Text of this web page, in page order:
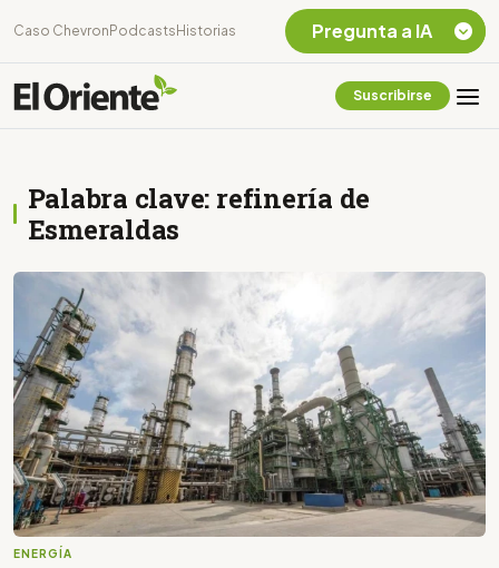
Caso Chevron Podcasts Historias
Suscribirse
Palabra clave: refinería de
Esmeraldas
ENERGÍA
Pregunta a IA
Listar destinos
¿En que consiste la